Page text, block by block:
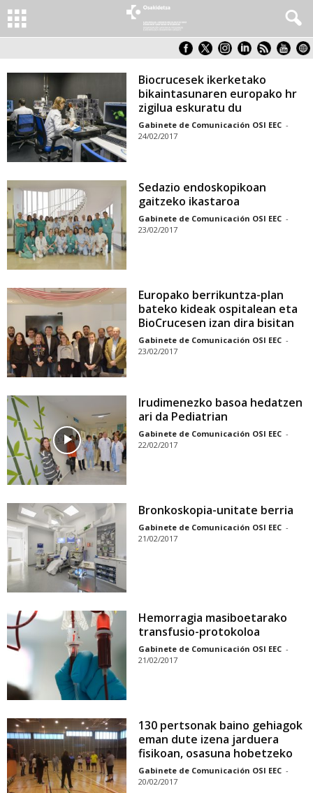
Biocrucesek ikerketako
bikaintasunaren europako hr
zigilua eskuratu du
Gabinete de Comunicación OSI EEC -
24/02/2017
Sedazio endoskopikoan
gaitzeko ikastaroa
Gabinete de Comunicación OSI EEC -
23/02/2017
Europako berrikuntza-plan
bateko kideak ospitalean eta
BioCrucesen izan dira bisitan
Gabinete de Comunicación OSI EEC -
23/02/2017
Irudimenezko basoa hedatzen
ari da Pediatrian
Gabinete de Comunicación OSI EEC -
22/02/2017
Bronkoskopia-unitate berria
Gabinete de Comunicación OSI EEC -
21/02/2017
Hemorragia masiboetarako
transfusio-protokoloa
Gabinete de Comunicación OSI EEC -
21/02/2017
130 pertsonak baino gehiagok
eman dute izena jarduera
fisikoan, osasuna hobetzeko
Gabinete de Comunicación OSI EEC -
20/02/2017